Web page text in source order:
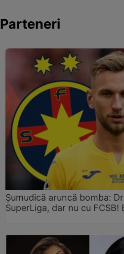
Parteneri
Șumudică aruncă bomba:
SuperLiga, dar nu cu FCSB!